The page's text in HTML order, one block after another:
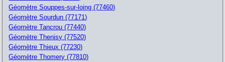
Géomètre Souppes-sur-loing (77460)
Géomètre Sourdun (77171)
Géomètre Tancrou (77440)
Géomètre Thenisy (77520)
Géomètre Thieux (77230)
Géomètre Thomery (77810)